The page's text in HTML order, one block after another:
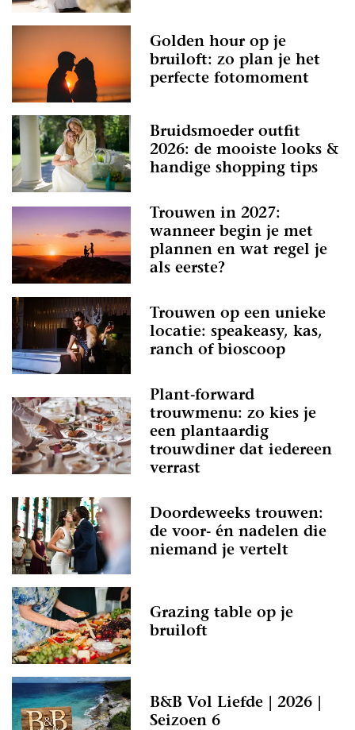
Golden hour op je
bruiloft: zo plan je het
perfecte fotomoment
Bruidsmoeder outfit
2026: de mooiste looks &
handige shopping tips
Trouwen in 2027:
wanneer begin je met
plannen en wat regel je
als eerste?
Trouwen op een unieke
locatie: speakeasy, kas,
ranch of bioscoop
Plant-forward
trouwmenu: zo kies je
een plantaardig
trouwdiner dat iedereen
verrast
Doordeweeks trouwen:
de voor- én nadelen die
niemand je vertelt
Grazing table op je
bruiloft
B&B Vol Liefde | 2026 |
Seizoen 6